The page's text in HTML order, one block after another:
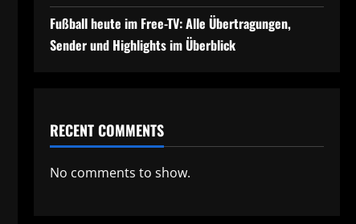
Fußball heute im Free-TV: Alle Übertragungen,
Sender und Highlights im Überblick
RECENT COMMENTS
No comments to show.